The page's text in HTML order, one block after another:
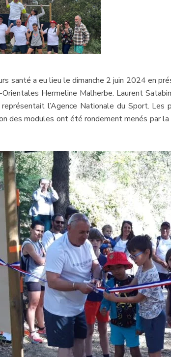
santé a eu lieu le dimanche 2 juin 2024 en
Hermeline Malherbe. Laurent
l’Agence Nationale du Sport.
des modules ont été rondement menés par